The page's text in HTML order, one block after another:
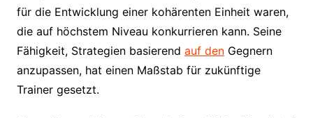
für die Entwicklung einer kohärenten Einheit waren,
die auf höchstem Niveau konkurrieren kann. Seine
Fähigkeit, Strategien basierend auf denGegnern
anzupassen, hat einen Maßstab für zukünftige
Trainer gesetzt.